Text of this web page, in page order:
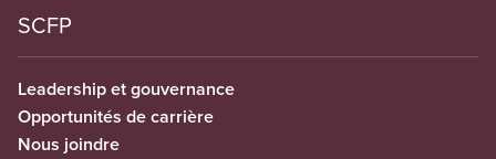
SCFP
Leadership et gouvernance
Opportunités de carrière
Nous joindre